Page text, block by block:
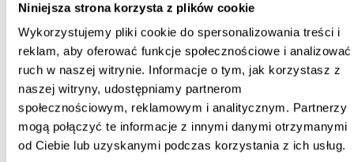
Niniejsza strona korzysta z plików cookie
Wykorzystujemy pliki cookie do spersonalizowania treści i
reklam, aby oferować funkcje społecznościowe i analizować
ruch w naszej witrynie. Informacje o tym, jak korzystasz z
naszej witryny, udostępniamy partnerom
społecznościowym, reklamowym i analitycznym. Partnerzy
mogą połączyć te informacje z innymi danymi otrzymanymi
od Ciebie lub uzyskanymi podczas korzystania z ich usług.
Głębokość [cm]:
144.00
Wysokość [cm]:
65.00
Powierzchnia spania [cm]: